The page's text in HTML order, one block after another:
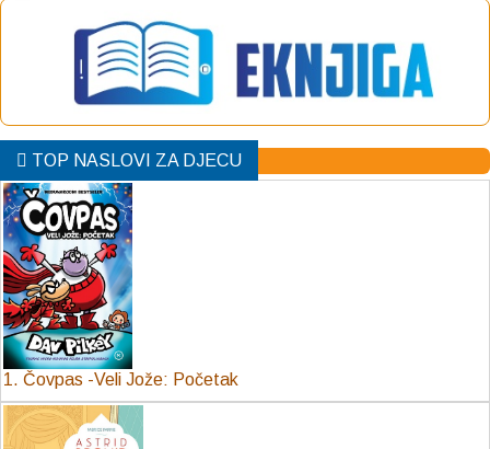
TOP NASLOVI ZA DJECU
1. Čovpas -Veli Jože: Početak